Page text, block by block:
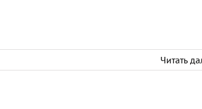
Читать